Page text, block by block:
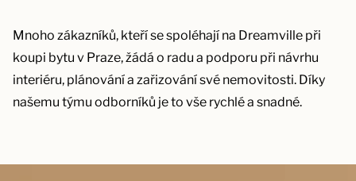
Mnoho zákazníků, kteří se spoléhají na Dreamville při
koupi bytu v Praze, žádá o radu a podporu při návrhu
interiéru, plánování a zařizování své nemovitosti. Díky
našemu týmu odborníků je to vše rychlé a snadné.